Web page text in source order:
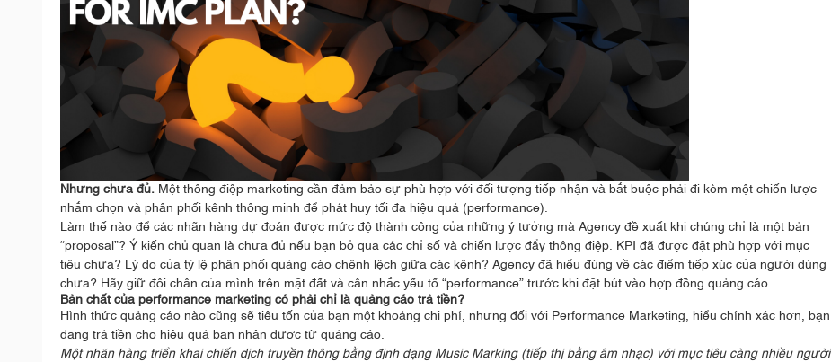
Nhưng chưa đủ. Một thông điệp marketing cần đảm bảo sự phù hợp với đối tượng tiếp nhận và bắt buộc phải đi kèm một chiến lược
nhắm chọn và phân phối kênh thông minh để phát huy tối đa hiệu quả (performance).
Làm thế nào để các nhãn hàng dự đoán được mức độ thành công của những ý tưởng mà Agency đề xuất khi chúng chỉ là một bản
“proposal”? Ý kiến chủ quan là chưa đủ nếu bạn bỏ qua các chỉ số và chiến lược đẩy thông điệp. KPI đã được đặt phù hợp với mục
tiêu chưa? Lý do của tỷ lệ phân phối quảng cáo chênh lệch giữa các kênh? Agency đã hiểu đúng về các điểm tiếp xúc của người dùng
chưa? Hãy giữ đôi chân của mình trên mặt đất và cân nhắc yếu tố “performance” trước khi đặt bút vào hợp đồng quảng cáo.
Bản chất của performance marketing có phải chỉ là quảng cáo trả tiền?
Hình thức quảng cáo nào cũng sẽ tiêu tốn của bạn một khoảng chi phí, nhưng đối với Performance Marketing, hiểu chính xác hơn, bạn
đang trả tiền cho hiệu quả bạn nhận được từ quảng cáo.
Một nhãn hàng triển khai chiến dịch truyền thông bằng định dạng Music Marking (tiếp thị bằng âm nhạc) với mục tiêu càng nhiều người